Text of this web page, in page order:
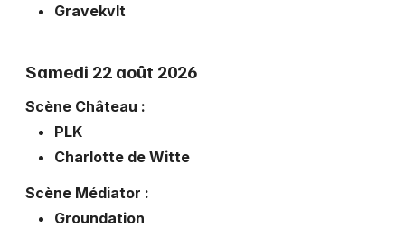
Gravekvlt
Samedi 22 août 2026
Scène Château :
PLK
Charlotte de Witte
Scène Médiator :
Groundation